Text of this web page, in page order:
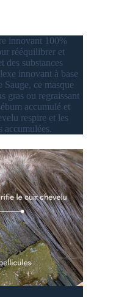
innovant 100%
rééquilibrer et
des substances
innovant à base
Sauge, ce masque
gras ou regraissant
accumulé et
respire et les
accumulées.